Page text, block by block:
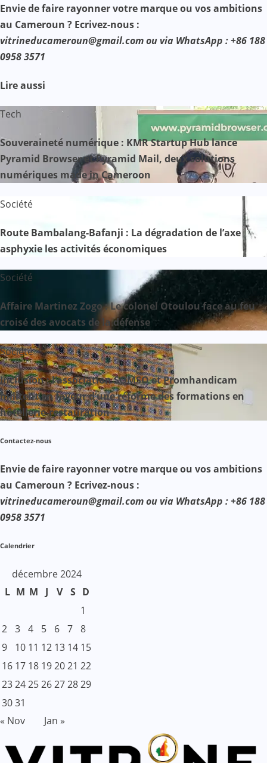
Envie de faire rayonner votre marque ou vos ambitions
au Cameroun ? Ecrivez-nous :
vitrineducameroun@gmail.com ou via WhatsApp : +86 188
0958 3571
Lire aussi
Tech
Souveraineté numérique : KMR Startup Hub lance
Pyramid Browser et Pyramid Mail, deux solutions
numériques made in Cameroon
Société
Route Bambalang-Bafanji : La dégradation de l’axe
asphyxie les activités économiques
Société
Affaire Martinez Zogo : Le colonel Otoulou face au feu
croisé des avocats de la défense
Société
Inclusion : l’association SOMSO et Promhandicam
militent en faveur d’une réforme des formations en
hôtellerie-restauration
Contactez-nous
Envie de faire rayonner votre marque ou vos ambitions
au Cameroun ? Ecrivez-nous :
vitrineducameroun@gmail.com ou via WhatsApp : +86 188
0958 3571
Calendrier
décembre 2024
L M M J V S D
1
2 3 4 5 6 7 8
9
10 11 12 13 14 15
16 17 18 192021 22
23242526272829
3031
« Nov
Jan »